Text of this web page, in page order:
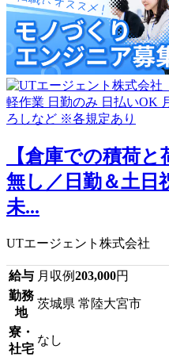
【倉庫での積荷
無し／日勤＆土日
未...
UTエージェント株式会社
給与 月収例203,000円
勤務
地
茨城県 常陸大宮市
寮・
社宅
なし